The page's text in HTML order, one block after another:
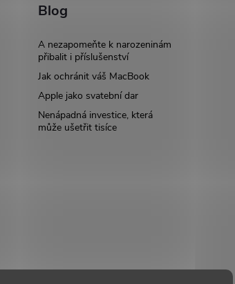
Blog
A nezapomeňte k narozeninám
přibalit i příslušenství
Jak ochránit váš MacBook
Apple jako svatební dar
Nenápadná investice, která
může ušetřit tisíce